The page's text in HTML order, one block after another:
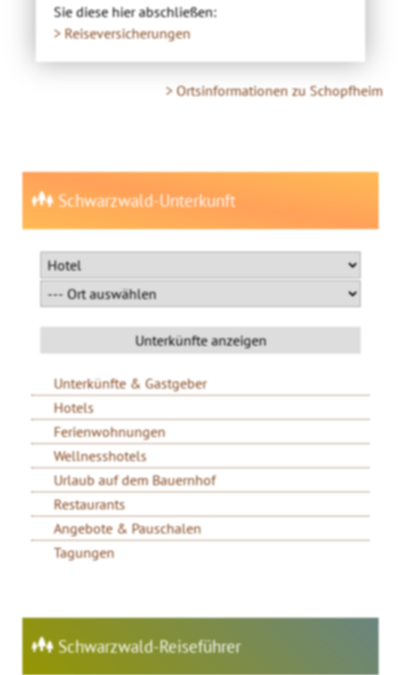
Sie diese hier abschließen:
> Reiseversicherungen
> Ortsinformationen zu Schopfheim
Schwarzwald-Unterkunft
Unterkünfte & Gastgeber
Hotels
Ferienwohnungen
Wellnesshotels
Urlaub auf dem Bauernhof
Restaurants
Angebote & Pauschalen
Tagungen
Schwarzwald-Reiseführer